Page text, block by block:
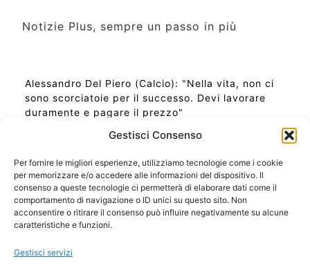
Gestisci Consenso
Per fornire le migliori esperienze, utilizziamo tecnologie come i cookie
per memorizzare e/o accedere alle informazioni del dispositivo. Il
consenso a queste tecnologie ci permetterà di elaborare dati come il
comportamento di navigazione o ID unici su questo sito. Non
acconsentire o ritirare il consenso può influire negativamente su alcune
caratteristiche e funzioni.
Gestisci servizi
Notizie Plus, sempre un passo in più
Alessandro Del Piero (Calcio): "Nella vita, non ci
sono scorciatoie per il successo. Devi lavorare
duramente e pagare il prezzo"
Ora Esatta in Italia in questo momento
Ti Senti Strano Ultimamente? Potrebbe Essere per
la Risonanza di Schumann
Come Sapere Se Stai Ascendendo alla Quinta